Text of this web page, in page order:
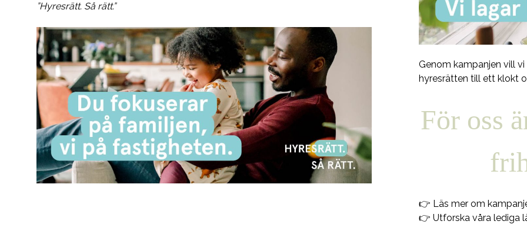
”Hyresrätt. Så rätt.”
Genom kampanjen vill
hyresrätten till ett klokt
För oss
👉 Läs mer om
👉 Utforska våra lediga